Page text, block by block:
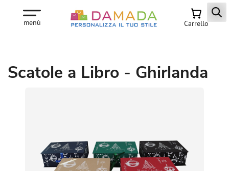
menù Carrello
Scatole a Libro - Ghirlanda